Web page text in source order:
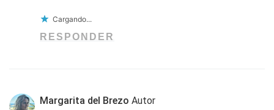
Cargando...
RESPONDER
Margarita del Brezo Autor